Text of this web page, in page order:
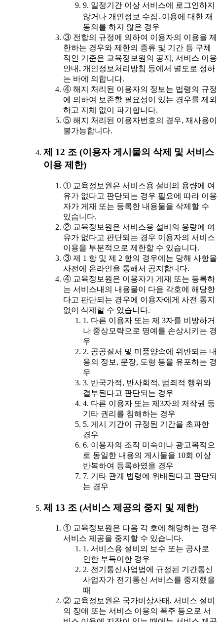
9. 일정기간 이상 서비스에 로그인하지
않거나 개인정보 수집․이용에 대한 재
동의를 하지 않은 경우
③ 전항의 규정에 의하여 이용자의 이용을 제
한하는 경우와 제한의 종류 및 기간 등 구체
적인 기준은 교육정보원의 공지, 서비스 이용
안내, 개인정보처리방침 등에서 별도로 정하
는 바에 의합니다.
④ 해지 처리된 이용자의 정보는 법령의 규정
에 의하여 보존할 필요성이 있는 경우를 제외
하고 지체 없이 파기합니다.
⑤ 해지 처리된 이용자번호의 경우, 재사용이
불가능합니다.
제 12 조 (이용자 게시물의 삭제 및 서비스
이용 제한)
① 교육정보원은 서비스용 설비의 용량에 여
유가 없다고 판단되는 경우 필요에 따라 이용
자가 게재 또는 등록한 내용물을 삭제할 수
있습니다.
② 교육정보원은 서비스용 설비의 용량에 여
유가 없다고 판단되는 경우 이용자의 서비스
이용을 부분적으로 제한할 수 있습니다.
③ 제 1 항 및 제 2 항의 경우에는 당해 사항을
사전에 온라인을 통해서 공지합니다.
④ 교육정보원은 이용자가 게재 또는 등록하
는 서비스내의 내용물이 다음 각호에 해당한
다고 판단되는 경우에 이용자에게 사전 통지
없이 삭제할 수 있습니다.
1. 다른 이용자 또는 제 3자를 비방하거
나 중상모략으로 명예를 손상시키는 경
우
2. 공공질서 및 미풍양속에 위반되는 내
용의 정보, 문장, 도형 등을 유포하는 경
우
3. 반국가적, 반사회적, 범죄적 행위와
결부된다고 판단되는 경우
4. 다른 이용자 또는 제3자의 저작권 등
기타 권리를 침해하는 경우
5. 게시 기간이 규정된 기간을 초과한
경우
6. 이용자의 조작 미숙이나 광고목적으
로 동일한 내용의 게시물을 10회 이상
반복하여 등록하였을 경우
7. 기타 관계 법령에 위배된다고 판단되
는 경우
제 13 조 (서비스 제공의 중지 및 제한)
① 교육정보원은 다음 각 호에 해당하는 경우
서비스 제공을 중지할 수 있습니다.
1. 서비스용 설비의 보수 또는 공사로
인한 부득이한 경우
2. 전기통신사업법에 규정된 기간통신
사업자가 전기통신 서비스를 중지했을
때
② 교육정보원은 국가비상사태, 서비스 설비
의 장애 또는 서비스 이용의 폭주 등으로 서